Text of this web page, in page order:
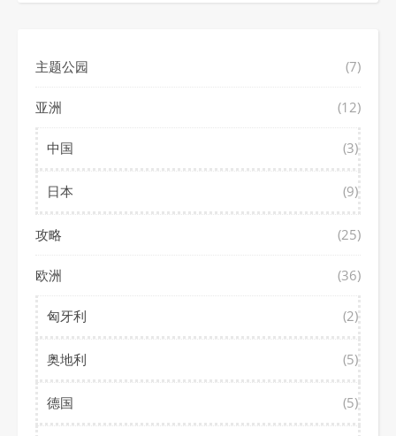
主题公园 (7)
亚洲 (12)
中国 (3)
日本 (9)
攻略 (25)
欧洲 (36)
匈牙利 (2)
奥地利 (5)
德国 (5)